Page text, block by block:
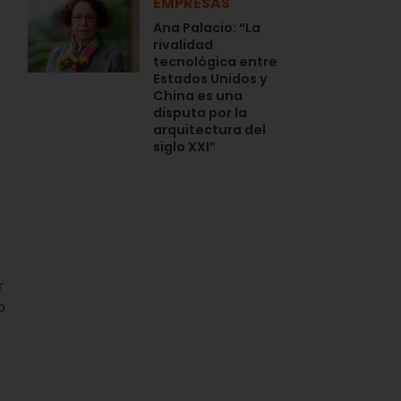
Ana Palacio: “La
rivalidad
tecnológica entre
Estados Unidos y
China es una
disputa por la
arquitectura del
siglo XXI”